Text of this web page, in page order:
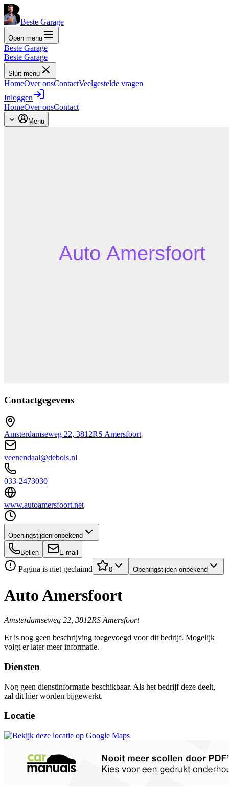
Beste Garage
Open menu
Beste Garage
Beste Garage
Sluit menu
HomeOver onsContactVeelgestelde vragen
Inloggen
HomeOver onsContact
Menu
Contactgegevens
Amsterdamseweg 22, 3812RS Amersfoort
veenendaal@debois.nl
033-2473030
www.autoamersfoort.net
Openingstijden onbekend
Bellen E-mail
Pagina is niet geclaimd 0 Openingstijden onbekend
Auto Amersfoort
Amsterdamseweg 22, 3812RS Amersfoort
Er is nog geen beschrijving toegevoegd voor dit bedrijf. Mogelijk
volgt er later meer informatie.
Diensten
Nog geen dienstinformatie beschikbaar. Als het bedrijf deze deelt,
zal dit hier worden bijgewerkt.
Locatie